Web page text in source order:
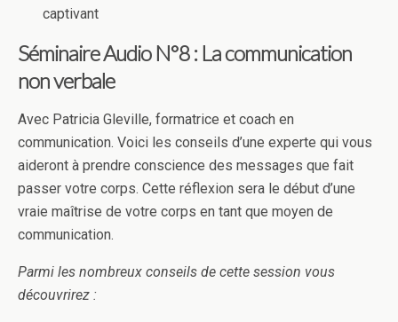
captivant
Séminaire Audio N°8 : La communication
non verbale
Avec Patricia Gleville, formatrice et coach en
communication. Voici les conseils d’une experte qui vous
aideront à prendre conscience des messages que fait
passer votre corps. Cette réflexion sera le début d’une
vraie maîtrise de votre corps en tant que moyen de
communication.
Parmi les nombreux conseils de cette session vous
découvrirez :